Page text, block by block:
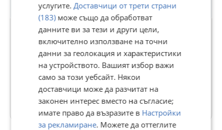
LPG Solutions
В Bazar.BG от 26 април 2024г.
Последно активен 01 август в 12:39 ч.
19 Обяви
услугите.Доставчици от трети страни
(183)може също да обработват
данните ви за тези и други цели,
включително използване на точни
данни за геолокация и характеристики
на устройството. Вашият избор важи
само за този уебсайт. Някои
доставчици може да разчитат на
законен интерес вместо на съгласие;
имате право да възразите в Настройки
за рекламиране. Можете да оттеглите